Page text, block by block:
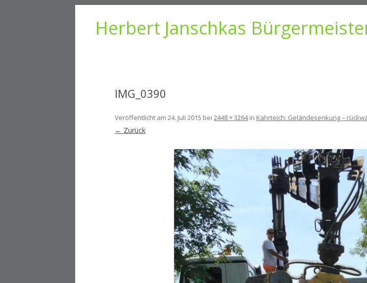
Herbert Janschkas
IMG_0390
Veröffentlicht am 24. Juli 2015 bei 2448 × 3264in Kahrteich: Geländesenkung –
← Zurück